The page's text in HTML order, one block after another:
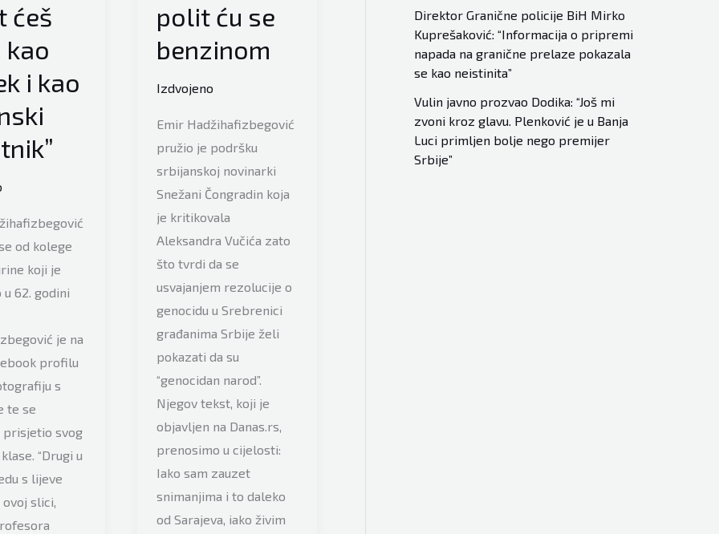
ćeš
kao
i kao
od kolege
koji je
62. godini
je na
profilu
s
te se
prisjetio svog
“Drugi u
s lijeve
slici,
polit ću se
benzinom
Izdvojeno
Emir Hadžihafizbegović
pružio je podršku
srbijanskoj novinarki
Snežani Čongradin koja
je kritikovala
Aleksandra Vučića zato
što tvrdi da se
usvajanjem rezolucije o
genocidu u Srebrenici
građanima Srbije želi
pokazati da su
“genocidan narod”.
Njegov tekst, koji je
objavljen na Danas.rs,
prenosimo u cijelosti:
Iako sam zauzet
snimanjima i to daleko
od Sarajeva, iako živim
Direktor Granične policije BiH Mirko
Kuprešaković: “Informacija o pripremi
napada na granične prelaze pokazala
se kao neistinita”
Vulin javno prozvao Dodika: “Još mi
zvoni kroz glavu. Plenković je u Banja
Luci primljen bolje nego premijer
Srbije”